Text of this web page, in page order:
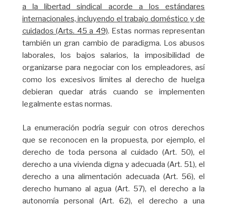
a la libertad sindical acorde a los estándares
internacionales, incluyendo el trabajo doméstico y de
cuidados (Arts. 45 a 49). Estas normas representan
también un gran cambio de paradigma. Los abusos
laborales, los bajos salarios, la imposibilidad de
organizarse para negociar con los empleadores, así
como los excesivos límites al derecho de huelga
debieran quedar atrás cuando se implementen
legalmente estas normas.
La enumeración podría seguir con otros derechos
que se reconocen en la propuesta, por ejemplo, el
derecho de toda persona al cuidado (Art. 50), el
derecho a una vivienda digna y adecuada (Art. 51), el
derecho a una alimentación adecuada (Art. 56), el
derecho humano al agua (Art. 57), el derecho a la
autonomía personal (Art. 62), el derecho a una